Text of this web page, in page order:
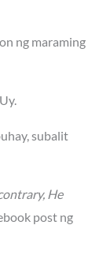
ng maraming
subalit
He
post ng